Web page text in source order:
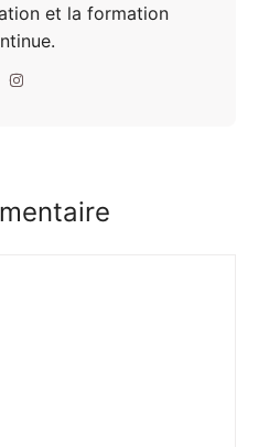
et la formation